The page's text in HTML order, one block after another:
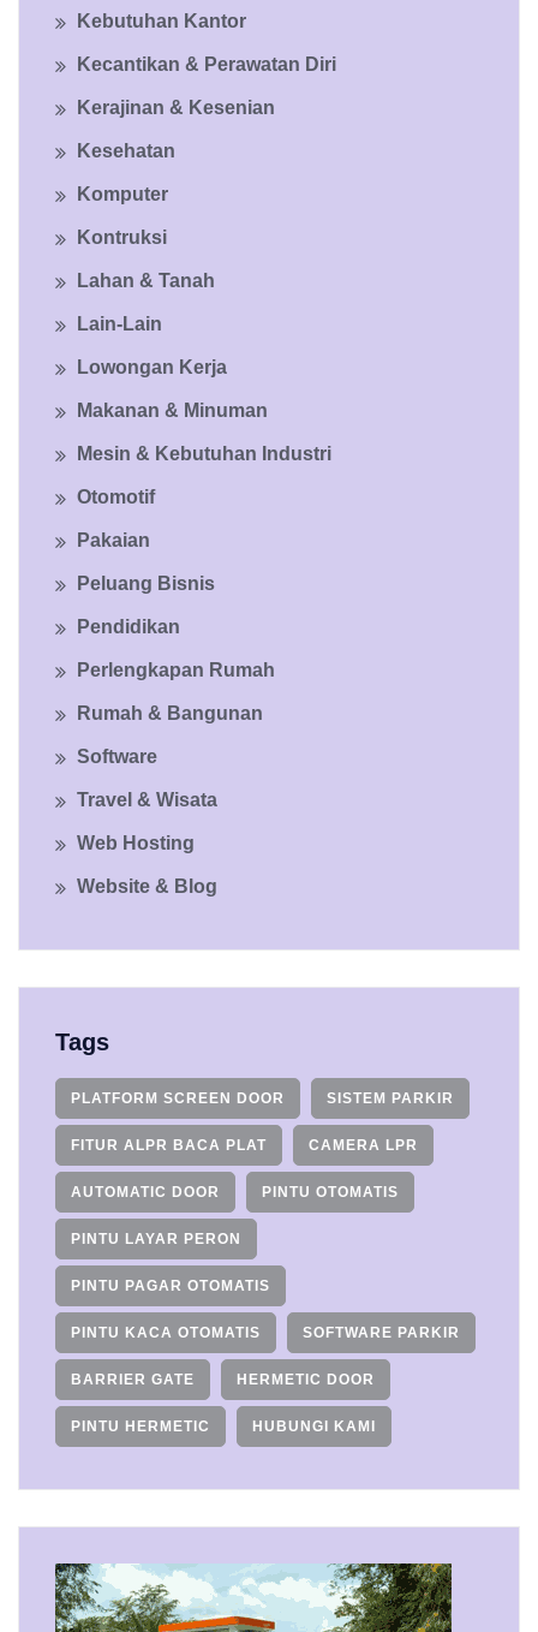
Kebutuhan Kantor
Kecantikan & Perawatan Diri
Kerajinan & Kesenian
Kesehatan
Komputer
Kontruksi
Lahan & Tanah
Lain-Lain
Lowongan Kerja
Makanan & Minuman
Mesin & Kebutuhan Industri
Otomotif
Pakaian
Peluang Bisnis
Pendidikan
Perlengkapan Rumah
Rumah & Bangunan
Software
Travel & Wisata
Web Hosting
Website & Blog
Tags
PLATFORM SCREEN DOOR SISTEM PARKIR
FITUR ALPR BACA PLAT CAMERA LPR
AUTOMATIC DOOR PINTU OTOMATIS
PINTU LAYAR PERON
PINTU PAGAR OTOMATIS
PINTU KACA OTOMATIS SOFTWARE PARKIR
BARRIER GATE HERMETIC DOOR
PINTU HERMETIC HUBUNGI KAMI